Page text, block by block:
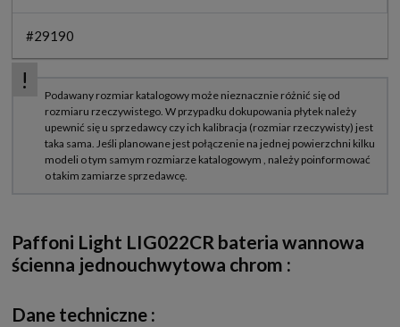
#29190
Paffoni Light LIG022CR bateria wannowa
ścienna jednouchwytowa chrom :
Dane techniczne :